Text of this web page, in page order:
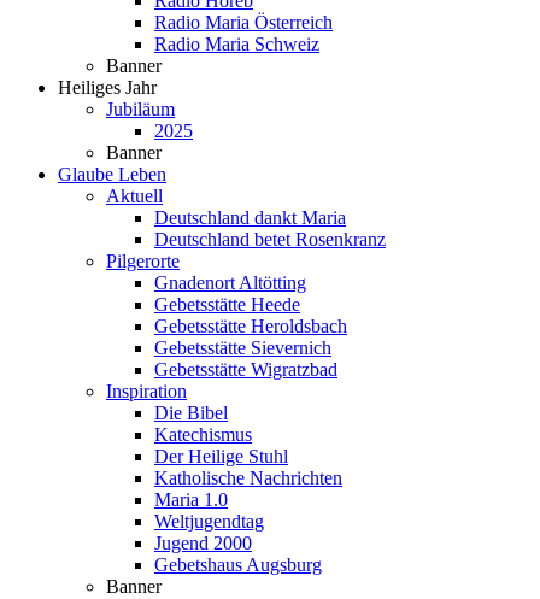
Radio Maria Österreich
Radio Maria Schweiz
Banner
Heiliges Jahr
Jubiläum
2025
Banner
Glaube Leben
Aktuell
Deutschland dankt Maria
Deutschland betet Rosenkranz
Pilgerorte
Gnadenort Altötting
Gebetsstätte Heede
Gebetsstätte Heroldsbach
Gebetsstätte Sievernich
Gebetsstätte Wigratzbad
Inspiration
Die Bibel
Katechismus
Der Heilige Stuhl
Katholische Nachrichten
Maria 1.0
Weltjugendtag
Jugend 2000
Gebetshaus Augsburg
Banner